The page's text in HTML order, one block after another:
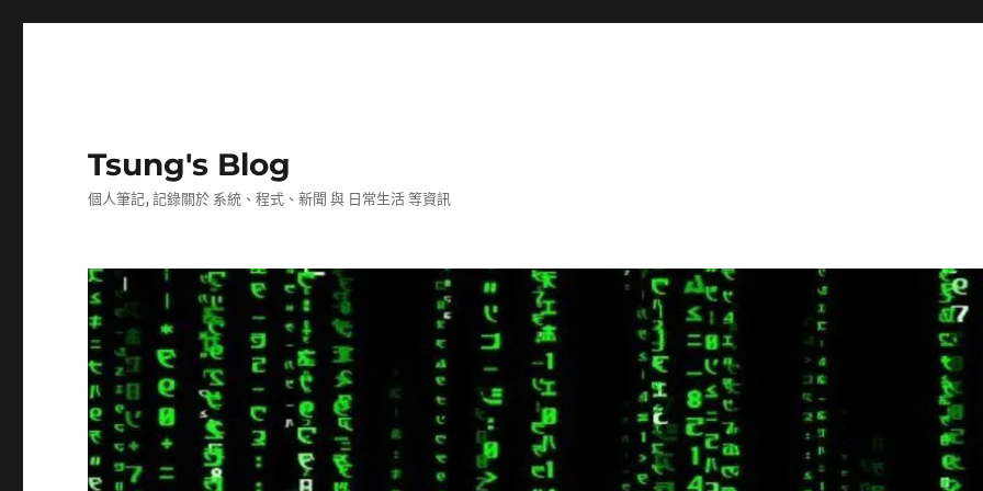
Tsung's Blog
個人筆記, 記錄關於 系統、程式、新聞 與 日常生活 等資訊